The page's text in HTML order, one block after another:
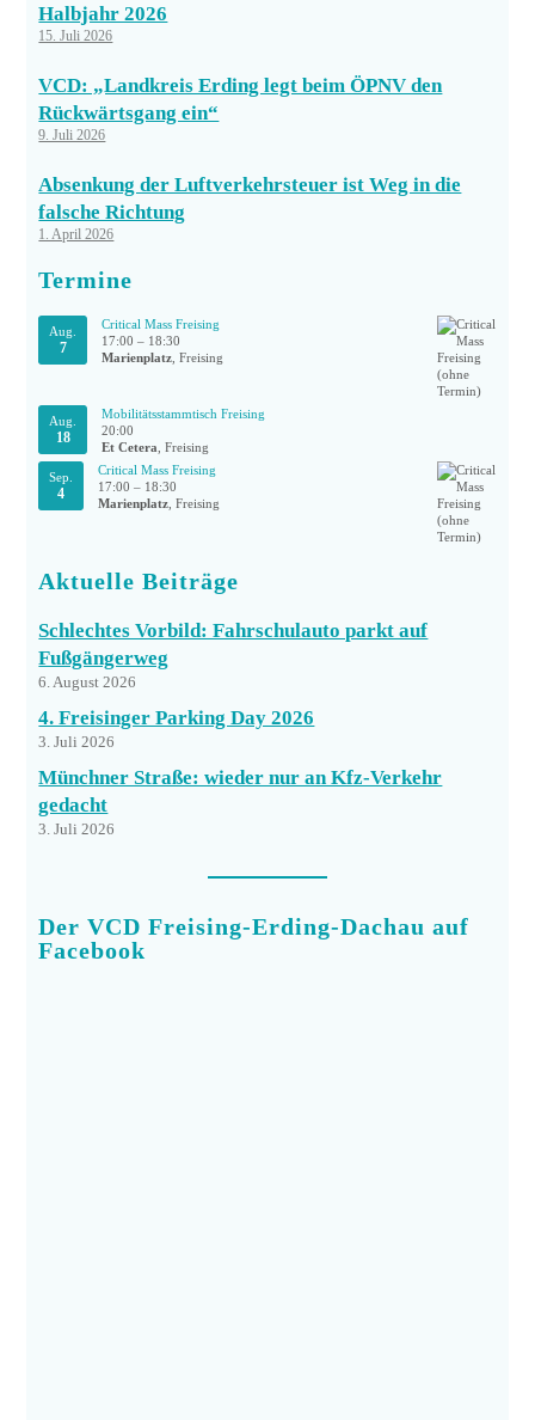
Halbjahr 2026
15. Juli 2026
VCD: „Landkreis Erding legt beim ÖPNV den
Rückwärtsgang ein“
9. Juli 2026
Absenkung der Luftverkehrsteuer ist Weg in die
falsche Richtung
1. April 2026
Termine
Aug.
7
Critical Mass Freising
17:00 – 18:30
Marienplatz, Freising
Aug.
18
Mobilitätsstammtisch Freising
20:00
Et Cetera, Freising
Sep.
4
Critical Mass Freising
17:00 – 18:30
Marienplatz, Freising
Aktuelle Beiträge
Schlechtes Vorbild: Fahrschulauto parkt auf
Fußgängerweg
6. August 2026
4. Freisinger Parking Day 2026
3. Juli 2026
Münchner Straße: wieder nur an Kfz-Verkehr
gedacht
3. Juli 2026
Der VCD Freising-Erding-Dachau auf
Facebook